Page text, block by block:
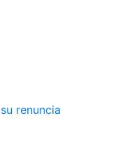
renuncia